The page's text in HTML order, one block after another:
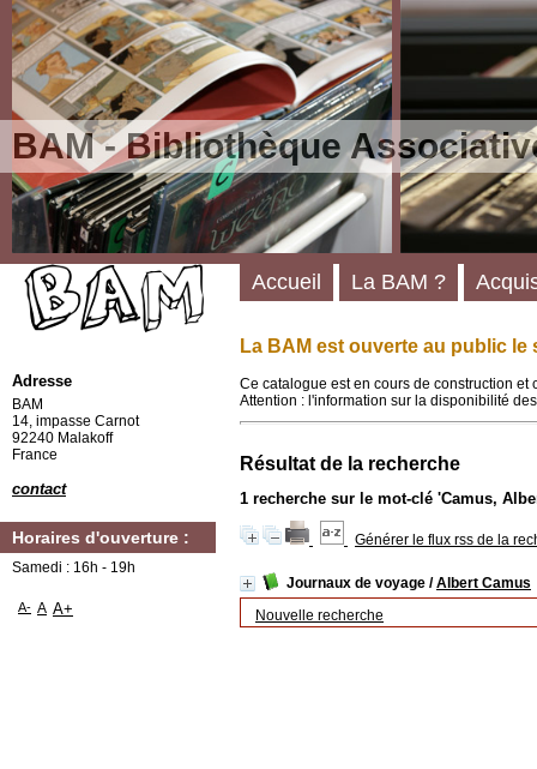
BAM - Bibliothèque
La BAM est ouverte au public le
Ce catalogue est en cours de construction
Attention : l'information sur la disponibilité
Résultat de la recherche
1 recherche sur le mot-clé 'Camus,
Générer le flux rss de la
Journaux de voyage /Albert Camus
Nouvelle recherche
Accueil La BAM ?
Adresse
BAM
14, impasse Carnot
92240 Malakoff
France
contact
Horaires d'ouverture :
Samedi : 16h - 19h
A- A A+